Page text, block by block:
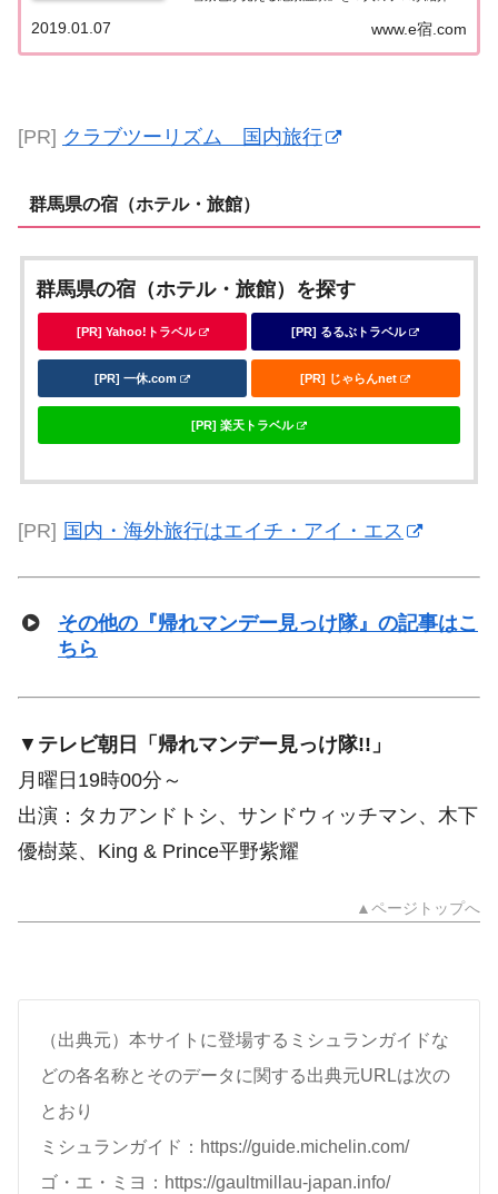
れた情報はこちら！雪景色が見える絶景温泉宿温泉
www.e宿.com
2019.01.07
[PR] クラブツーリズム 国内旅行
群馬県の宿（ホテル・旅館）
群馬県の宿（ホテル・旅館）を探す
[PR] Yahoo!トラベル [PR] るるぶトラベル
[PR] 一休.com [PR] じゃらんnet
[PR] 楽天トラベル
[PR] 国内・海外旅行はエイチ・アイ・エス
その他の『帰れマンデー見っけ隊』の記事はこ
ちら
▼ テレビ朝日「帰れマンデー見っけ隊!!」
月曜日19時00分～
出演：タカアンドトシ、サンドウィッチマン、木下
優樹菜、King & Prince平野紫耀
▲ページトップへ
（出典元）本サイトに登場するミシュランガイドな
どの各名称とそのデータに関する出典元URLは次の
とおり
ミシュランガイド：https://guide.michelin.com/
ゴ・エ・ミヨ：https://gaultmillau-japan.info/